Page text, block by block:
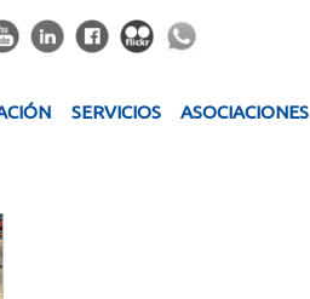
SERVICIOS ASOCIACIONES